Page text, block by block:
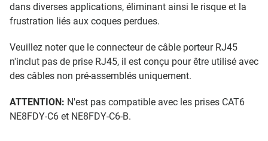
dans diverses applications, éliminant ainsi le risque et la
frustration liés aux coques perdues.
Veuillez noter que le connecteur de câble porteur RJ45
n'inclut pas de prise RJ45, il est conçu pour être utilisé avec
des câbles non pré-assemblés uniquement.
ATTENTION: N'est pas compatible avec les prises CAT6
NE8FDY-C6 et NE8FDY-C6-B.